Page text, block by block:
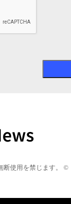
断使用を禁じます。 ©